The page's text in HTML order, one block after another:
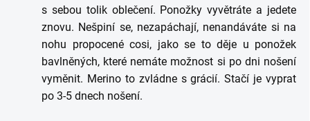
s sebou tolik oblečení. Ponožky vyvětráte a jedete
znovu. Nešpiní se, nezapáchají, nenandáváte si na
nohu propocené cosi, jako se to děje u ponožek
bavlněných, které nemáte možnost si po dni nošení
vyměnit. Merino to zvládne s grácií. Stačí je vyprat
po 3-5 dnech nošení.